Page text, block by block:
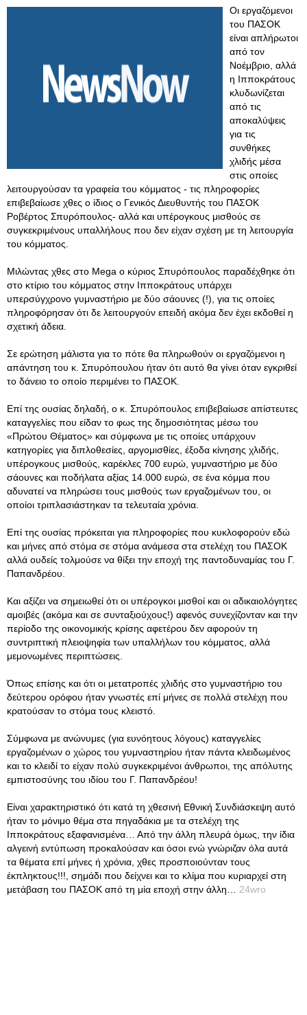
Οι εργαζόμενοι
του ΠΑΣΟΚ
είναι απλήρωτοι
από τον
Νοέμβριο, αλλά
η Ιπποκράτους
κλυδωνίζεται
από τις
αποκαλύψεις
για τις
συνθήκες
χλιδής μέσα
στις οποίες
λειτουργούσαν τα γραφεία του κόμματος - τις πληροφορίες
επιβεβαίωσε χθες ο ίδιος ο Γενικός Διευθυντής του ΠΑΣΟΚ
Ροβέρτος Σπυρόπουλος- αλλά και υπέρογκους μισθούς σε
συγκεκριμένους υπαλλήλους που δεν είχαν σχέση με τη λειτουργία
του κόμματος.
Μιλώντας χθες στο Mega ο κύριος Σπυρόπουλος παραδέχθηκε ότι
στο κτίριο του κόμματος στην Ιπποκράτους υπάρχει
υπερσύγχρονο γυμναστήριο με δύο σάουνες (!), για τις οποίες
πληροφόρησαν ότι δε λειτουργούν επειδή ακόμα δεν έχει εκδοθεί η
σχετική άδεια.
Σε ερώτηση μάλιστα για το πότε θα πληρωθούν οι εργαζόμενοι η
απάντηση του κ. Σπυρόπουλου ήταν ότι αυτό θα γίνει όταν εγκριθεί
το δάνειο το οποίο περιμένει το ΠΑΣΟΚ.
Επί της ουσίας δηλαδή, ο κ. Σπυρόπουλος επιβεβαίωσε απίστευτες
καταγγελίες που είδαν το φως της δημοσιότητας μέσω του
«Πρώτου Θέματος» και σύμφωνα με τις οποίες υπάρχουν
κατηγορίες για διπλοθεσίες, αργομισθίες, έξοδα κίνησης χλιδής,
υπέρογκους μισθούς, καρέκλες 700 ευρώ, γυμναστήριο με δύο
σάουνες και ποδήλατα αξίας 14.000 ευρώ, σε ένα κόμμα που
αδυνατεί να πληρώσει τους μισθούς των εργαζομένων του, οι
οποίοι τριπλασιάστηκαν τα τελευταία χρόνια.
Επί της ουσίας πρόκειται για πληροφορίες που κυκλοφορούν εδώ
και μήνες από στόμα σε στόμα ανάμεσα στα στελέχη του ΠΑΣΟΚ
αλλά ουδείς τολμούσε να θίξει την εποχή της παντοδυναμίας του Γ.
Παπανδρέου.
Και αξίζει να σημειωθεί ότι οι υπέρογκοι μισθοί και οι αδικαιολόγητες
αμοιβές (ακόμα και σε συνταξιούχους!) αφενός συνεχίζονταν και την
περίοδο της οικονομικής κρίσης αφετέρου δεν αφορούν τη
συντριπτική πλειοψηφία των υπαλλήλων του κόμματος, αλλά
μεμονωμένες περιπτώσεις.
Όπως επίσης και ότι οι μετατροπές χλιδής στο γυμναστήριο του
δεύτερου ορόφου ήταν γνωστές επί μήνες σε πολλά στελέχη που
κρατούσαν το στόμα τους κλειστό.
Σύμφωνα με ανώνυμες (για ευνόητους λόγους) καταγγελίες
εργαζομένων ο χώρος του γυμναστηρίου ήταν πάντα κλειδωμένος
και το κλειδί το είχαν πολύ συγκεκριμένοι άνθρωποι, της απόλυτης
εμπιστοσύνης του ιδίου του Γ. Παπανδρέου!
Είναι χαρακτηριστικό ότι κατά τη χθεσινή Εθνική Συνδιάσκεψη αυτό
ήταν το μόνιμο θέμα στα πηγαδάκια με τα στελέχη της
Ιπποκράτους εξαφανισμένα… Από την άλλη πλευρά όμως, την ίδια
αλγεινή εντύπωση προκαλούσαν και όσοι ενώ γνώριζαν όλα αυτά
τα θέματα επί μήνες ή χρόνια, χθες προσποιούνταν τους
έκπληκτους!!!, σημάδι που δείχνει και το κλίμα που κυριαρχεί στη
μετάβαση του ΠΑΣΟΚ από τη μία εποχή στην άλλη… 24wro